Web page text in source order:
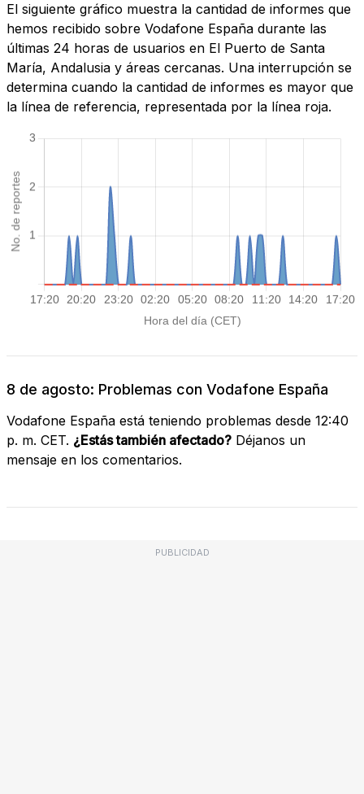
El siguiente gráfico muestra la cantidad de informes que
hemos recibido sobre Vodafone España durante las
últimas 24 horas de usuarios en El Puerto de Santa
María, Andalusia y áreas cercanas. Una interrupción se
determina cuando la cantidad de informes es mayor que
la línea de referencia, representada por la línea roja.
8 de agosto: Problemas con Vodafone España
Vodafone España está teniendo problemas desde 12:40
p. m. CET. ¿Estás también afectado? Déjanos un
mensaje en los comentarios.
PUBLICIDAD